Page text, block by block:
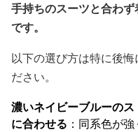
手持ちのスーツと合わ
です。
以下の選び方は特に後
ださい。
濃いネイビーブルーの
に合わせる ：同系色が